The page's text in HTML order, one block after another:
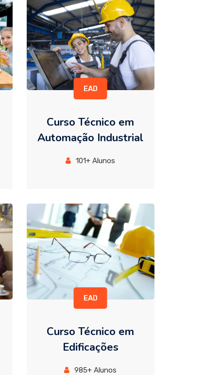
EAD
Curso Técnico em
Automação Industrial
101+ Alunos
EAD
Curso Técnico em
Edificações
985+ Alunos